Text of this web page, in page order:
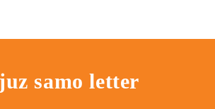
samo letter